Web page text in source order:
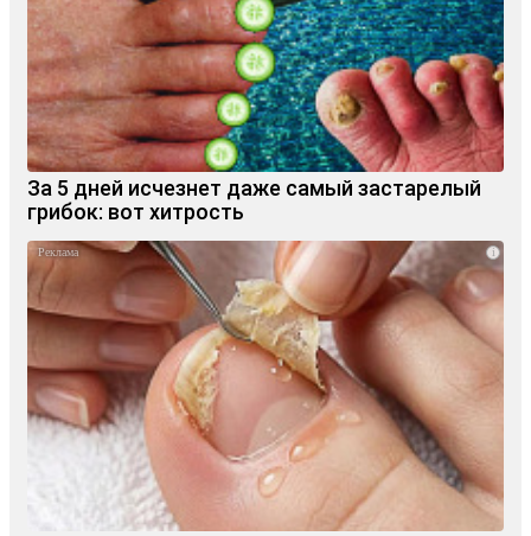
За 5 дней исчезнет даже самый застарелый
грибок: вот хитрость
i